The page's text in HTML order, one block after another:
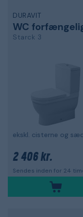
DURAVIT
Starck 3
ekskl. cisterne og
2 406 kr.
Sendes inden for 24